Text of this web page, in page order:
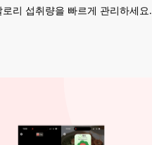
로리 섭취량을 빠르게 관리하세요.